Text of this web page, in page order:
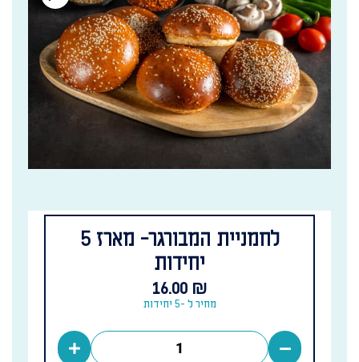
לחמניית המבורגר- מארז 5
יחידות
16.00 ₪
מחיר ל -5 יחידות